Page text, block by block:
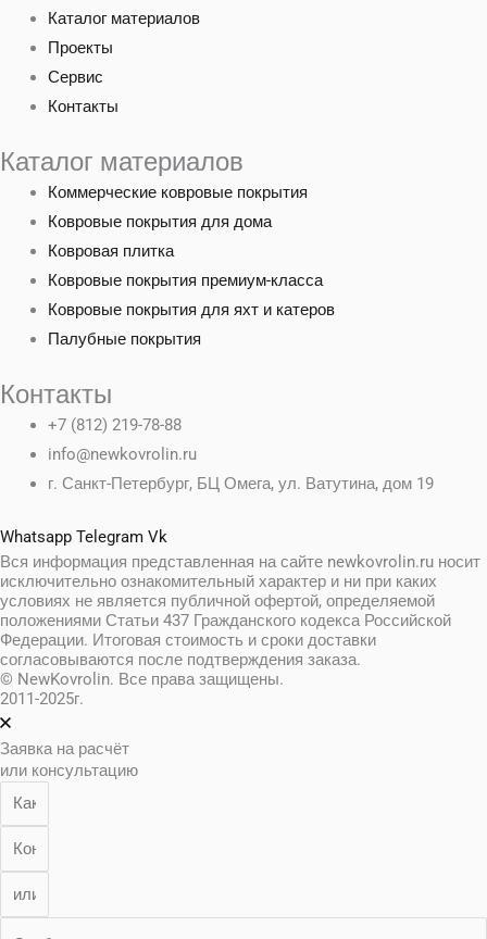
Каталог материалов
Проекты
Сервис
Контакты
Каталог материалов
Коммерческие ковровые покрытия
Ковровые покрытия для дома
Ковровая плитка
Ковровые покрытия премиум-класса
Ковровые покрытия для яхт и катеров
Палубные покрытия
Контакты
+7 (812) 219-78-88
info@newkovrolin.ru
г. Санкт-Петербург, БЦ Омега, ул. Ватутина, дом 19
Whatsapp Telegram Vk
Вся информация представленная на сайте newkovrolin.ru носит
исключительно ознакомительный характер и ни при каких
условиях не является публичной офертой, определяемой
положениями Статьи 437 Гражданского кодекса Российской
Федерации. Итоговая стоимость и сроки доставки
согласовываются после подтверждения заказа.
© NewKovrolin. Все права защищены.
2011-2025г.
Заявка на расчёт
или консультацию